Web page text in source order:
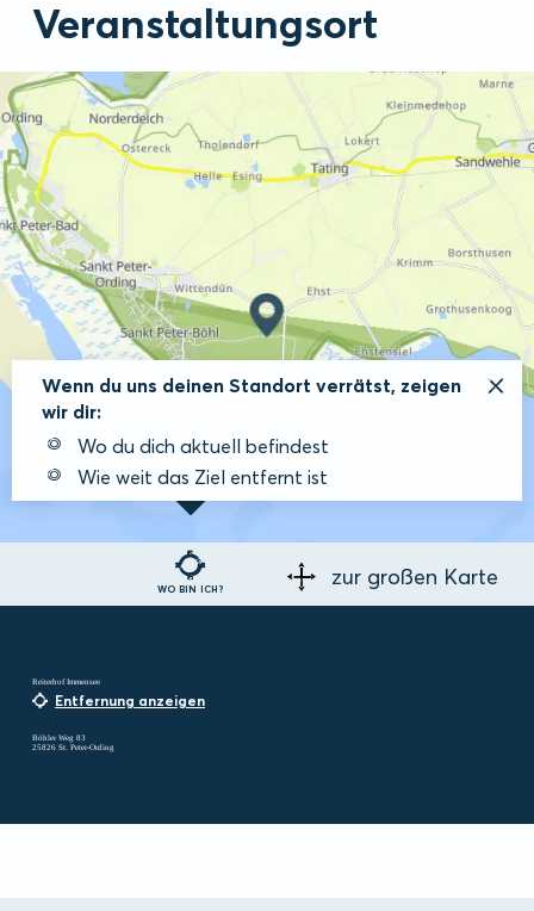
Veranstaltungsort
WO BIN ICH?
Wenn du uns deinen Standort verrätst, zeigen
wir dir:
Wo du dich aktuell befindest
Wie weit das Ziel entfernt ist
zur großen Karte
Reiterhof Immensee
Entfernung anzeigen
Böhler Weg 83
25826 St. Peter-Ording